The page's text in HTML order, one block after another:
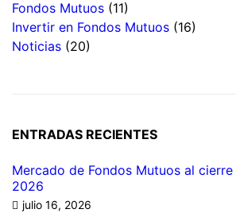
Fondos Mutuos (11)
Invertir en Fondos Mutuos (16)
Noticias (20)
ENTRADAS RECIENTES
Mercado de Fondos Mutuos al
2026
julio 16, 2026